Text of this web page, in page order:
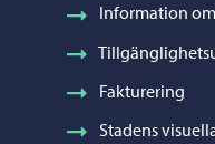
Information
Fakturering
Stadens